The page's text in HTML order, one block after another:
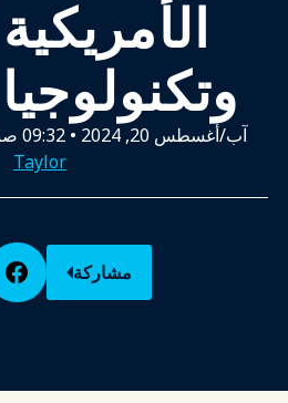
آب/أغسطس 20, 2024 •09:32 صباحا
Taylor
مشاركة